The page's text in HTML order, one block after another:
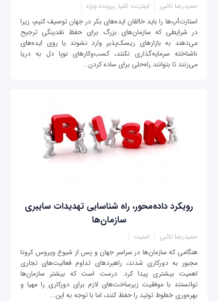
حمیدرضا تائبی اینترنت اشیا, پرونده ویژه
استارت‌آپ‌ها را باید خالقان ایده‌های بکر در جهان توصیف کنیم، زیرا
در شرایطی که سازمان‌های بزرگ برای حفظ نقدینگی ترجیح
می‌دهند به بازارهای ریسک‌پذیر وارد نشوند یا روی ایده‌های
ناشناخته سرمایه‌گذاری نکنند، کسب‌وکارهای نوپا دل به دریا
می‌زنند تا بتوانند راه‌حلی برای ساده‌ کردن...
رویکرد داده‌محور، راه شناسایی تهدیدات سایبری
سازمان‌ها
حمیدرضا تائبی امنیت
‌هنگامی که سازمان‌ها در سراسر جهان و پس از شیوع ویروس کرونا
مجبور به دورکاری شدند، راهبردهای تداوم فعالیت‌های تجاری
اهمیت بیشتری پیدا کرد. درست است که بیشتر سازمان‌ها
توانستند با موفقیت زیرساخت‌های لازم برای دورکاری را مهیا و
بهره‌وری خطوط تولید را حفظ کنند، اما با توجه به این‌...